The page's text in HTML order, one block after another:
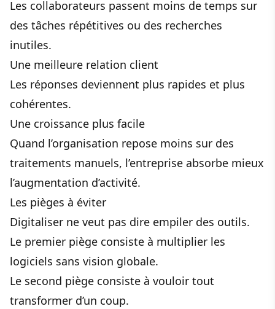
Les collaborateurs passent moins de temps sur
des tâches répétitives ou des recherches
inutiles.
Une meilleure relation client
Les réponses deviennent plus rapides et plus
cohérentes.
Une croissance plus facile
Quand l’organisation repose moins sur des
traitements manuels, l’entreprise absorbe mieux
l’augmentation d’activité.
Les pièges à éviter
Digitaliser ne veut pas dire empiler des outils.
Le premier piège consiste à multiplier les
logiciels sans vision globale.
Le second piège consiste à vouloir tout
transformer d’un coup.